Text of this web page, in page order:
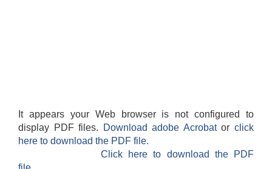
It appears your Web browser is not configured to
display PDF files.
Download adobe Acrobatorclick
here to download the PDF file.
Click here to download the PDF